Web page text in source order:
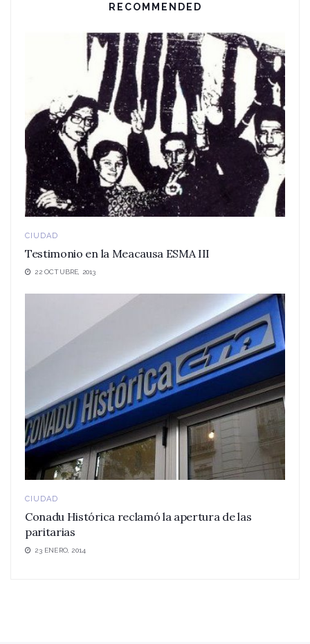
RECOMMENDED
CIUDAD
Testimonio en la Meacausa ESMA III
22 OCTUBRE, 2013
CIUDAD
Conadu Histórica reclamó la apertura de las
paritarias
23 ENERO, 2014